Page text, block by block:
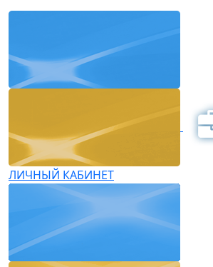
ЛИЧНЫЙ КАБИНЕТ